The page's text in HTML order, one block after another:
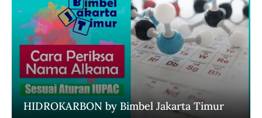
HIDROKARBON by Bimbel Jakarta Timur